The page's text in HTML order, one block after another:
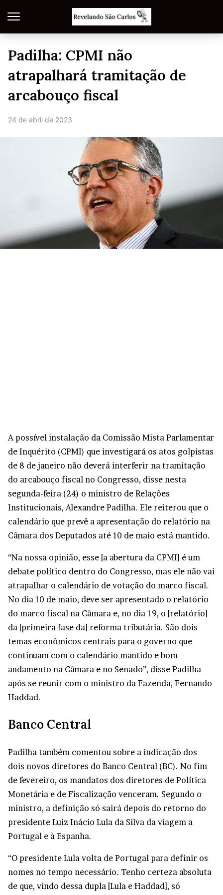
Padilha: CPMI não
atrapalhará tramitação de
arcabouço fiscal
24 de abril de 2023
A possível instalação da Comissão Mista Parlamentar
de Inquérito (CPMI) que investigará os atos golpistas
de 8 de janeiro não deverá interferir na tramitação
do arcabouço fiscal no Congresso, disse nesta
segunda-feira (24) o ministro de Relações
Institucionais, Alexandre Padilha. Ele reiterou que o
calendário que prevê a apresentação do relatório na
Câmara dos Deputados até 10 de maio está mantido.
“Na nossa opinião, esse [a abertura da CPMI] é um
debate político dentro do Congresso, mas ele não vai
atrapalhar o calendário de votação do marco fiscal.
No dia 10 de maio, deve ser apresentado o relatório
do marco fiscal na Câmara e, no dia 19, o [relatório]
da [primeira fase da] reforma tributária. São dois
temas econômicos centrais para o governo que
continuam com o calendário mantido e bom
andamento na Câmara e no Senado”, disse Padilha
após se reunir com o ministro da Fazenda, Fernando
Haddad.
Banco Central
Padilha também comentou sobre a indicação dos
dois novos diretores do Banco Central (BC). No fim
de fevereiro, os mandatos dos diretores de Política
Monetária e de Fiscalização venceram. Segundo o
ministro, a definição só sairá depois do retorno do
presidente Luiz Inácio Lula da Silva da viagem a
Portugal e à Espanha.
“O presidente Lula volta de Portugal para definir os
nomes no tempo necessário. Tenho certeza absoluta
de que, vindo dessa dupla [Lula e Haddad], só